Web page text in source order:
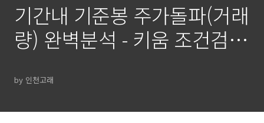
기간내 기준봉 주가돌파(거래
량) 완벽분석 - 키움 조건검색
by 인천고래